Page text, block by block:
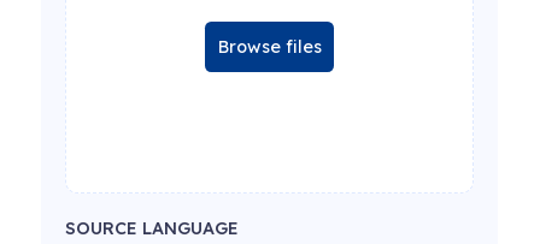
Browse files
SOURCE LANGUAGE